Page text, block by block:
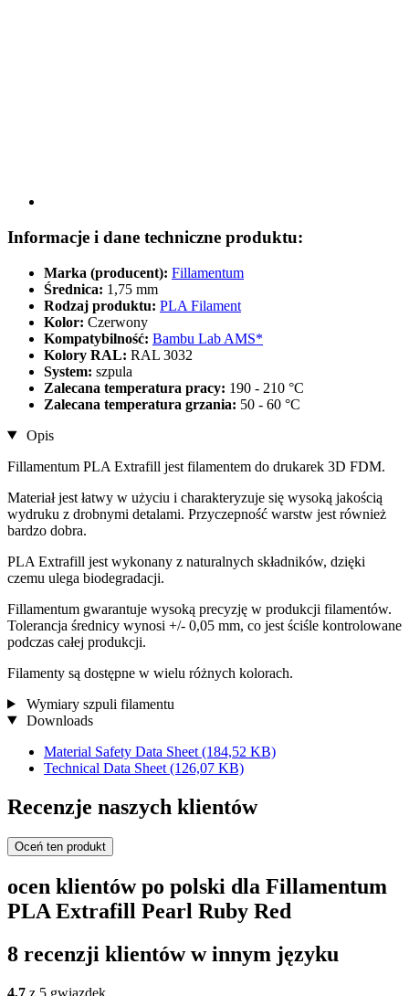
Informacje i dane techniczne produktu:
Marka (producent): Fillamentum
Średnica: 1,75 mm
Rodzaj produktu: PLA Filament
Kolor: Czerwony
Kompatybilność: Bambu Lab AMS*
Kolory RAL: RAL 3032
System: szpula
Zalecana temperatura pracy: 190 - 210 °C
Zalecana temperatura grzania: 50 - 60 °C
Opis
Fillamentum PLA Extrafill jest filamentem do drukarek 3D FDM.
Materiał jest łatwy w użyciu i charakteryzuje się wysoką jakością
wydruku z drobnymi detalami. Przyczepność warstw jest również
bardzo dobra.
PLA Extrafill jest wykonany z naturalnych składników, dzięki
czemu ulega biodegradacji.
Fillamentum gwarantuje wysoką precyzję w produkcji filamentów.
Tolerancja średnicy wynosi +/- 0,05 mm, co jest ściśle kontrolowane
podczas całej produkcji.
Filamenty są dostępne w wielu różnych kolorach.
Wymiary szpuli filamentu
Downloads
Material Safety Data Sheet (184,52 KB)
Technical Data Sheet (126,07 KB)
Recenzje naszych klientów
Oceń ten produkt
ocen klientów po polski dla Fillamentum
PLA Extrafill Pearl Ruby Red
8 recenzji klientów w innym języku